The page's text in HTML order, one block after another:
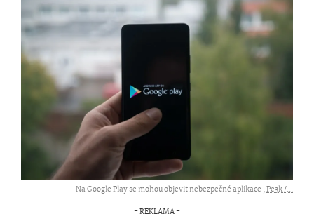
Na Google Play se mohou objevit nebezpečné aplikace ,Pe3k /...